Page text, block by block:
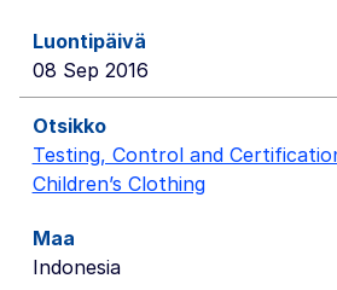
08 Sep 2016
Testing, Control and
Children’s Clothing
Indonesia